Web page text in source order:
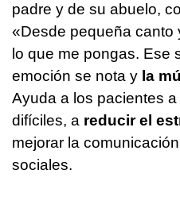
padre y de su abuelo,
«Desde pequeña canto
lo que me pongas. Ese
emoción se nota y la
Ayuda a los pacientes
difíciles, a reducir el
mejorar la
sociales.